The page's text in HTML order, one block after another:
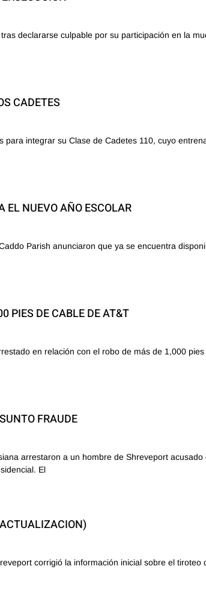
declararse culpable por su participación en la
CADETES
integrar su Clase de Cadetes 110, cuyo
EL NUEVO AÑO ESCOLAR
Parish anunciaron que ya se encuentra
PIES DE CABLE DE AT&T
en relación con el robo de más de 1,000 pies
FRAUDE
arrestaron a un hombre de Shreveport acusado
El
corrigió la información inicial sobre el tiroteo